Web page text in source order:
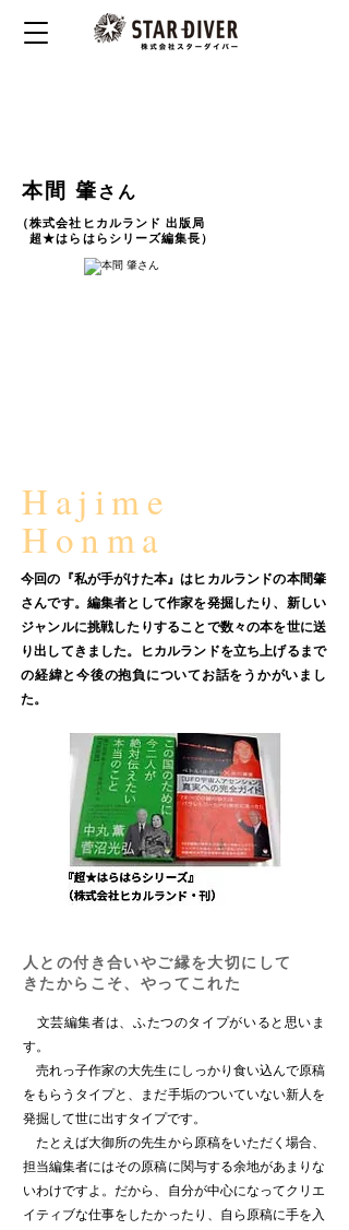
本間 肇 さん
（株式会社ヒカルランド 出版局
超★はらはらシリーズ編集長）
Hajime
Honma
今回の『私が手がけた本』はヒカルランドの本間肇
さんです。編集者として作家を発掘したり、新しい
ジャンルに挑戦したりすることで数々の本を世に送
り出してきました。ヒカルランドを立ち上げるまで
の経緯と今後の抱負についてお話をうかがいまし
た。
人との付き合いやご縁を大切にして
きたからこそ、やってこれた
文芸編集者は、ふたつのタイプがいると思いま
す。
売れっ子作家の大先生にしっかり食い込んで原稿
をもらうタイプと、まだ手垢のついていない新人を
発掘して世に出すタイプです。
たとえば大御所の先生から原稿をいただく場合、
担当編集者にはその原稿に関与する余地があまりな
いわけですよ。だから、自分が中心になってクリエ
イティブな仕事をしたかったり、自ら原稿に手を入